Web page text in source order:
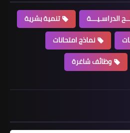
الدراسـيـــة
تنمية بشرية
نماذج امتحانات
وظائف شاغرة